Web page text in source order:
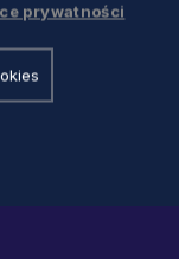
prywatności